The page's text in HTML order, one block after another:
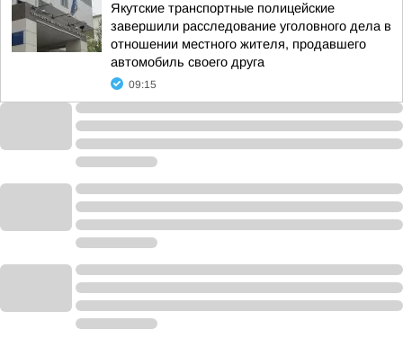
Якутские транспортные полицейские
завершили расследование уголовного дела в
отношении местного жителя, продавшего
автомобиль своего друга
09:15